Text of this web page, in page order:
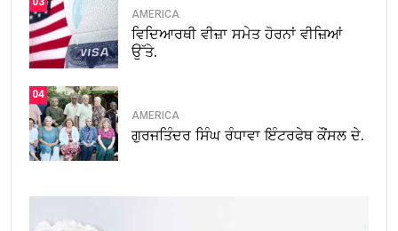
AMERICA
ਵਿਦਿਆਰਥੀ ਵੀਜ਼ਾ ਸਮੇਤ ਹੋਰਨਾਂ ਵੀਜ਼ਿਆਂ
ਉੱਤੇ.
04
AMERICA
ਗੁਰਜਤਿੰਦਰ ਸਿੰਘ ਰੰਧਾਵਾ ਇੰਟਰਫੇਥ ਕੌਂਸਲ ਦੇ.